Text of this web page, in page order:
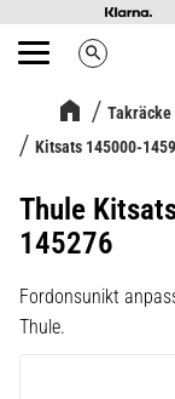
Meny search
Kitsats 145000-
Thule
145276
Fordonsunikt
Thule.